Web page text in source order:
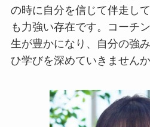
の時に自分を信じて伴走し
も力強い存在です。コーチ
生が豊かになり、自分の強
ひ学びを深めていきませんか